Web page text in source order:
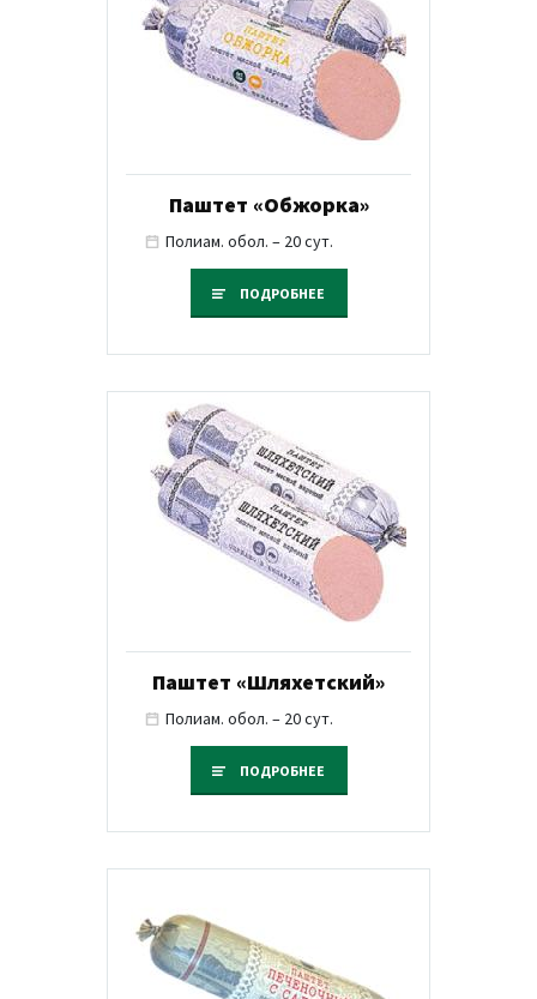
Паштет «Обжорка»
Полиам. обол. – 20 сут.
ПОДРОБНЕЕ
Паштет «Шляхетский»
Полиам. обол. – 20 сут.
ПОДРОБНЕЕ